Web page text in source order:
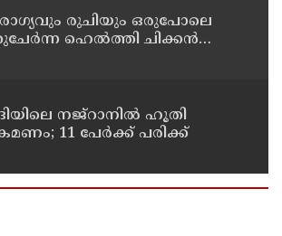
രുചിയും ഒരുപോലെ
ഹെൽത്തി ചിക്കൻ
നജ്റാനില്‍ ഹൂതി
11 പേര്‍ക്ക് പരിക്ക്